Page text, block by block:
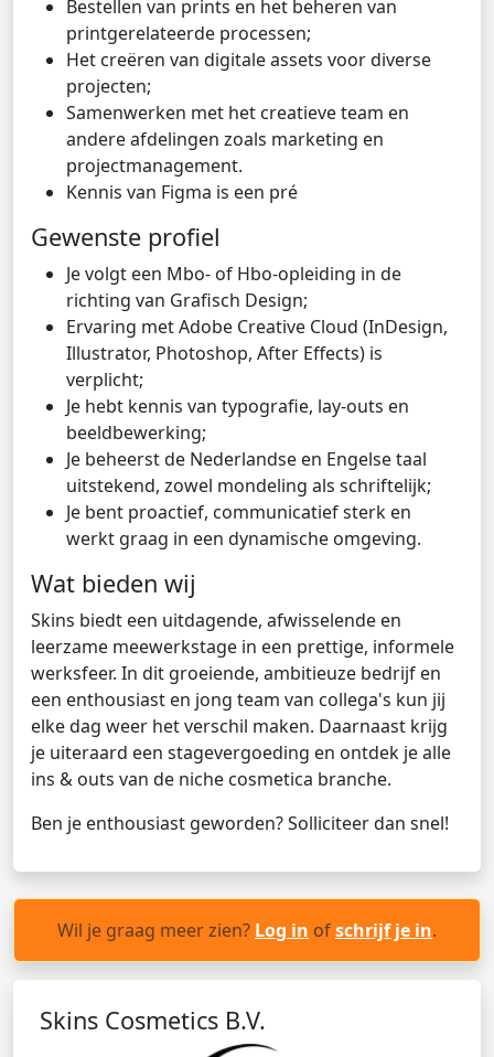
Bestellen van prints en het beheren van
printgerelateerde processen;
Het creëren van digitale assets voor diverse
projecten;
Samenwerken met het creatieve team en
andere afdelingen zoals marketing en
projectmanagement.
Kennis van Figma is een pré
Gewenste profiel
Je volgt een Mbo- of Hbo-opleiding in de
richting van Grafisch Design;
Ervaring met Adobe Creative Cloud (InDesign,
Illustrator, Photoshop, After Effects) is
verplicht;
Je hebt kennis van typografie, lay-outs en
beeldbewerking;
Je beheerst de Nederlandse en Engelse taal
uitstekend, zowel mondeling als schriftelijk;
Je bent proactief, communicatief sterk en
werkt graag in een dynamische omgeving.
Wat bieden wij
Skins biedt een uitdagende, afwisselende en
leerzame meewerkstage in een prettige, informele
werksfeer. In dit groeiende, ambitieuze bedrijf en
een enthousiast en jong team van collega's kun jij
elke dag weer het verschil maken. Daarnaast krijg
je uiteraard een stagevergoeding en ontdek je alle
ins & outs van de niche cosmetica branche.
Ben je enthousiast geworden? Solliciteer dan snel!
Wil je graag meer zien? Log in ofschrijf je in.
Skins Cosmetics B.V.